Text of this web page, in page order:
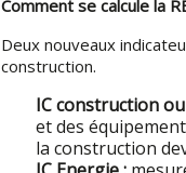
Comment se calcule la
Deux nouveaux
construction.
IC construction
et des
la construction